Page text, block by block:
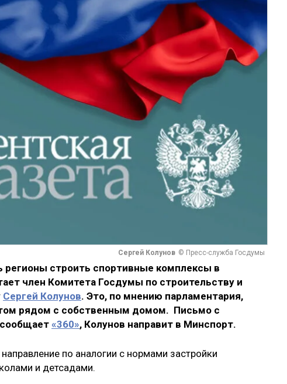
Сергей Колунов © Пресс-служба Госдумы
регионы строить спортивные комплексы в
член Комитета Госдумы по строительству и
Сергей Колунов. Это, по мнению парламентария,
рядом с собственным домом. Письмо с
«360», Колунов направит в Минспорт.
по аналогии с нормами застройки
и детсадами.